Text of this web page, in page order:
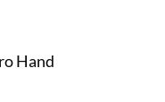
Hand